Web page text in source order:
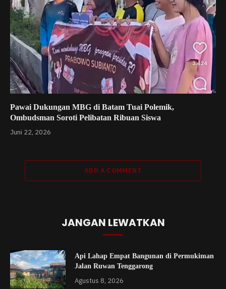
Pawai Dukungan MBG di Batam Tuai Polemik,
Ombudsman Soroti Pelibatan Ribuan Siswa
Juni 22, 2026
ADD A COMMENT
JANGAN LEWATKAN
Api Lahap Empat Bangunan di Permukiman
Jalan Ruwan Tenggarong
Agustus 8, 2026